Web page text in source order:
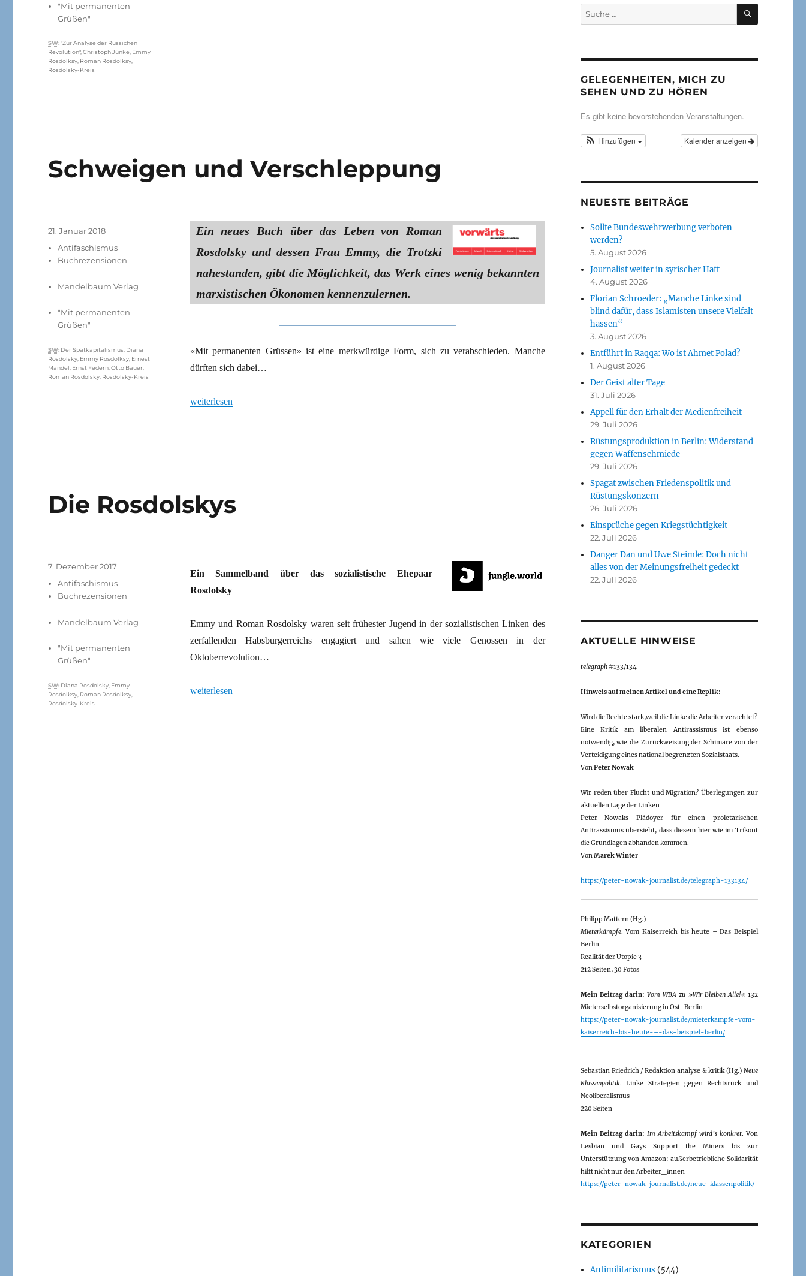
"Mit permanenten
Grüßen"
Schlagwörter
SW:"Zur Analyse der Russichen
Revolution",Christoph Jünke, Emmy
Rosdolksy, Roman Rosdolksy,
Rosdolsky-Kreis
Schweigen und Verschleppung
Ein neues Buch über das Leben von Roman
Rosdolsky und dessen Frau Emmy, die Trotzki
nahestanden, gibt die Möglichkeit, das Werk eines wenig bekannten
marxistischen Ökonomen kennenzulernen.
«Mit permanenten Grüssen» ist eine merkwürdige Form, sich zu verabschieden. Manche
dürften sich dabei…
„Schweigen und Verschleppung“
weiterlesen
Veröffentlicht
21. Januar 2018
Kategorien
Antifaschismus
Buchrezensionen
Mandelbaum Verlag
"Mit permanenten
Grüßen"
Schlagwörter
SW: Der Spätkapitalismus Diana
Rosdolsky Emmy Rosdolksy Ernest
Mandel Ernst Federn ,Otto Bauer
Roman Rosdolsky Rosdolsky-Kreis
Die Rosdolskys
Ein Sammelband über das sozialistische Ehepaar
Rosdolsky
Emmy und Roman Rosdolsky waren seit frühester Jugend in der sozialistischen Linken des
zerfallenden Habsburgerreichs engagiert und sahen wie viele Genossen in der
Oktoberrevolution…
„Die Rosdolskys“
weiterlesen
Veröffentlicht
7. Dezember 2017
Kategorien
Antifaschismus
Buchrezensionen
Mandelbaum Verlag
"Mit permanenten
Grüßen"
Schlagwörter
SW: Diana Rosdolsky Emmy
Rosdolksy Roman Rosdolksy
Rosdolsky-Kreis
Suche
nach:
SUCHEN
GELEGENHEITEN, MICH ZU
SEHEN UND ZU HÖREN
Es gibt keine bevorstehenden Veranstaltungen.
Kalender anzeigen
Hinzufügen
NEUESTE BEITRÄGE
Sollte Bundeswehrwerbung verboten
werden?
5. August 2026
Journalist weiter in syrischer Haft
4. August 2026
Florian Schroeder: „Manche Linke sind
blind dafür, dass Islamisten unsere Vielfalt
hassen“
3. August 2026
Entführt in Raqqa: Wo ist Ahmet Polad?
1. August 2026
Der Geist alter Tage
31. Juli 2026
Appell für den Erhalt der Medienfreiheit
29. Juli 2026
Rüstungsproduktion in Berlin: Widerstand
gegen Waffenschmiede
29. Juli 2026
Spagat zwischen Friedenspolitik und
Rüstungskonzern
26. Juli 2026
Einsprüche gegen Kriegstüchtigkeit
22. Juli 2026
Danger Dan und Uwe Steimle: Doch nicht
alles von der Meinungsfreiheit gedeckt
22. Juli 2026
AKTUELLE HINWEISE
telegraph#133/134
Hinweis auf meinen Artikel und eine Replik:
Wird die Rechte stark,weil die Linke die Arbeiter verachtet?
Eine Kritik am liberalen Antirassismus ist ebenso
notwendig, wie die Zurückweisung der Schimäre von der
Verteidigung eines national begrenzten Sozialstaats.
VonPeter Nowak
Wir reden über Flucht und Migration? Überlegungen zur
aktuellen Lage der Linken
Peter Nowaks Plädoyer für einen proletarischen
Antirassismus übersieht, dass diesem hier wie im Trikont
die Grundlagen abhanden kommen.
VonMarek Winter
https://peter-nowak-journalist.de/telegraph-133134/
Philipp Mattern (Hg.)
Mieterkämpfe. Vom Kaiserreich bis heute – Das Beispiel
Berlin
Realität der Utopie 3
212 Seiten, 30 Fotos
Mein Beitrag darin: Vom WBA zu »Wir Bleiben Alle!«132
Mieterselbstorganisierung in Ost-Berlin
https://peter-nowak-journalist.de/mieterkampfe-vom-
kaiserreich-bis-heute-–-das-beispiel-berlin/
Sebastian Friedrich / Redaktion analyse & kritik (Hg.) Neue
Klassenpolitik. Linke Strategien gegen Rechtsruck und
Neoliberalismus
220 Seiten
Mein Beitrag darin: Im Arbeitskampf wird’s konkret. Von
Lesbian und Gays Support the Miners bis zur
Unterstützung von Amazon: außerbetriebliche Solidarität
hilft nicht nur den Arbeiter_innen
https://peter-nowak-journalist.de/neue-klassenpolitik/
KATEGORIEN
Antimilitarismus (544)